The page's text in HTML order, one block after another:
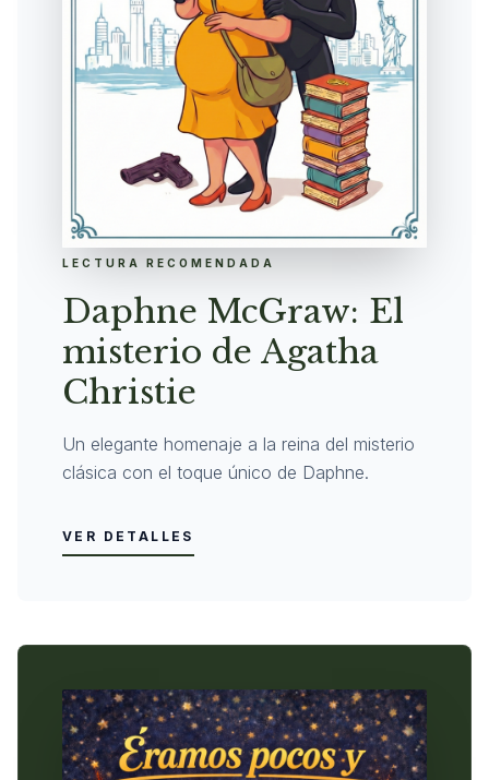
LECTURA RECOMENDADA
Daphne McGraw: El
misterio de Agatha
Christie
Un elegante homenaje a la reina del misterio
clásica con el toque único de Daphne.
VER DETALLES